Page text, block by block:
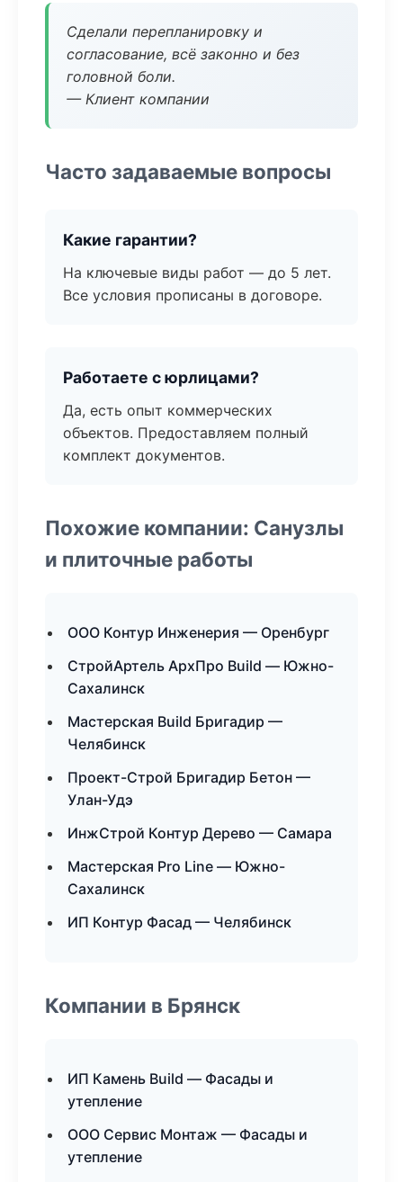
Сделали перепланировку и
согласование, всё законно и без
головной боли.
— Клиент компании
Часто задаваемые вопросы
Какие гарантии?
На ключевые виды работ — до 5 лет.
Все условия прописаны в договоре.
Работаете с юрлицами?
Да, есть опыт коммерческих
объектов. Предоставляем полный
комплект документов.
Похожие компании: Санузлы
и плиточные работы
ООО Контур Инженерия — Оренбург
СтройАртель АрхПро Build — Южно-
Сахалинск
Мастерская Build Бригадир —
Челябинск
Проект-Строй Бригадир Бетон —
Улан-Удэ
ИнжСтрой Контур Дерево — Самара
Мастерская Pro Line — Южно-
Сахалинск
ИП Контур Фасад — Челябинск
Компании в Брянск
ИП Камень Build — Фасады и
утепление
ООО Сервис Монтаж — Фасады и
утепление